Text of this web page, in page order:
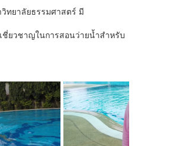
ทยาลัยธรรมศาสตร์ มี
ชี่ยวชาญในการสอนว่ายน้ำสำหรับ